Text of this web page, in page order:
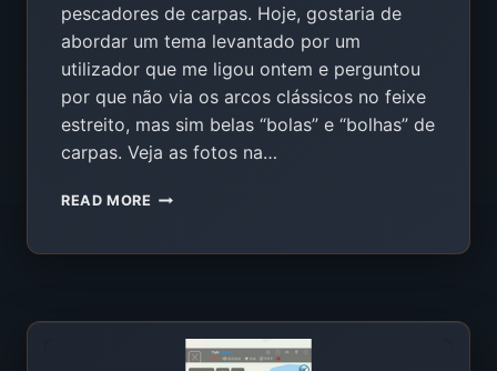
pescadores de carpas. Hoje, gostaria de
abordar um tema levantado por um
utilizador que me ligou ontem e perguntou
por que não via os arcos clássicos no feixe
estreito, mas sim belas “bolas” e “bolhas” de
carpas. Veja as fotos na…
READ MORE PORQUE
SONAR